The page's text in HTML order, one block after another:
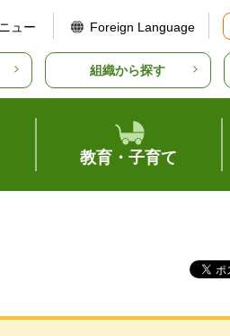
ュー Foreign Language
組織から探す
教育・子育て